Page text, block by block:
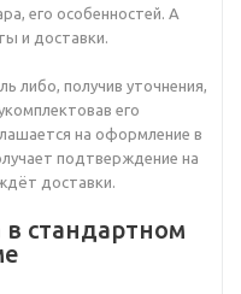
его особенностей. А
и доставки.
либо, получив уточнения,
его
на оформление в
подтверждение на
доставки.
стандартном